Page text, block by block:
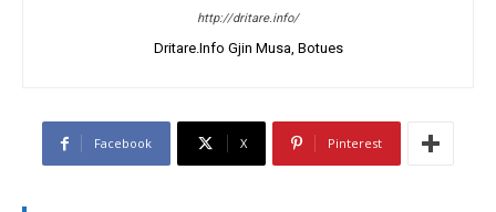
http://dritare.info/
Dritare.Info Gjin Musa, Botues
Facebook X Pinterest